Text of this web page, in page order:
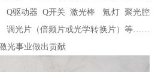
驱动器 Q开关 激光棒 氪灯 聚光腔
光片（倍频片或光学转换片）等……
光事业做出贡献